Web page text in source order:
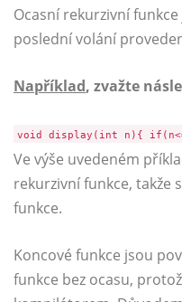
Ocasní rekurzivní
poslední volání
Například, zvažte
void display(int n){
Ve výše uvedeném
rekurzivní funkce, takže
funkce.
Koncové funkce jsou
funkce bez ocasu,